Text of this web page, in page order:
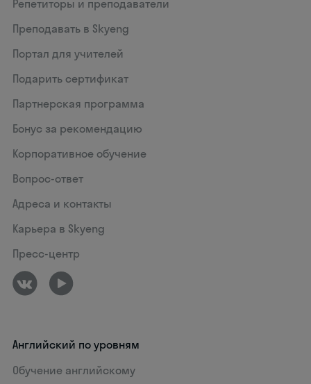
Репетиторы и преподаватели
Преподавать в Skyeng
Портал для учителей
Подарить сертификат
Партнерская программа
Бонус за рекомендацию
Корпоративное обучение
Вопрос-ответ
Адреса и контакты
Карьера в Skyeng
Пресс-центр
Английский по уровням
Обучение английскому